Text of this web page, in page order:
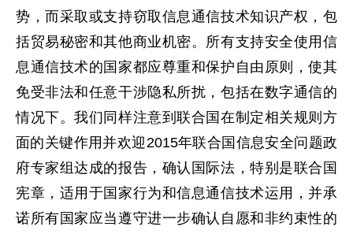
势，而采取或支持窃取信息通信技术知识产权，包
括贸易秘密和其他商业机密。所有支持安全使用信
息通信技术的国家都应尊重和保护自由原则，使其
免受非法和任意干涉隐私所扰，包括在数字通信的
情况下。我们同样注意到联合国在制定相关规则方
面的关键作用并欢迎2015年联合国信息安全问题政
府专家组达成的报告，确认国际法，特别是联合国
宪章，适用于国家行为和信息通信技术运用，并承
诺所有国家应当遵守进一步确认自愿和非约束性的